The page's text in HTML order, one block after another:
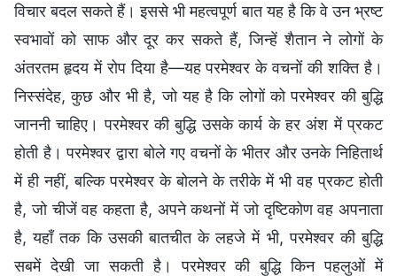
विचार बदल सकते हैं। इससे भी महत्वपूर्ण बात यह है कि वे उन भ्रष्ट
स्वभावों को साफ और दूर कर सकते हैं, जिन्हें शैतान ने लोगों के
अंतरतम हृदय में रोप दिया है—यह परमेश्वर के वचनों की शक्ति है।
निस्संदेह, कुछ और भी है, जो यह है कि लोगों को परमेश्वर की बुद्धि
जाननी चाहिए। परमेश्वर की बुद्धि उसके कार्य के हर अंश में प्रकट
होती है। परमेश्वर द्वारा बोले गए वचनों के भीतर और उनके निहितार्थ
में ही नहीं, बल्कि परमेश्वर के बोलने के तरीके में भी वह प्रकट होती
है, जो चीजें वह कहता है, अपने कथनों में जो दृष्टिकोण वह अपनाता
है, यहाँ तक कि उसकी बातचीत के लहजे में भी, परमेश्वर की बुद्धि
सबमें देखी जा सकती है। परमेश्वर की बुद्धि किन पहलुओं में